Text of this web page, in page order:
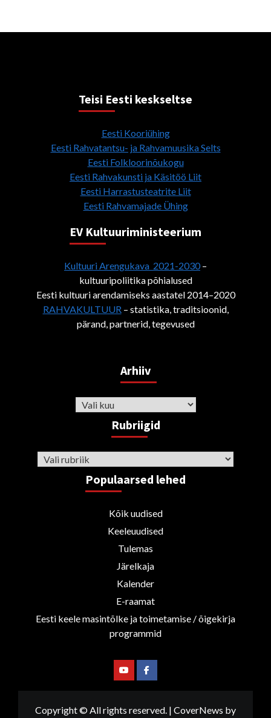
Teisi Eesti keskseltse
Eesti Kooriühing
Eesti Rahvatantsu- ja Rahvamuusika Selts
Eesti Folkloorinõukogu
Eesti Rahvakunsti ja Käsitöö Liit
Eesti Harrastusteatrite Liit
Eesti Rahvamajade Ühing
EV Kultuuriministeerium
Kultuuri Arengukava 2021-2030–
kultuuripoliitika põhialused
Eesti kultuuri arendamiseks aastatel 2014–2020
RAHVAKULTUUR– statistika, traditsioonid,
pärand, partnerid, tegevused
Arhiiv
Arhiiv
Rubriigid
Rubriigid
Populaarsed lehed
Kõik uudised
Keeleuudised
Tulemas
Järelkaja
Kalender
E-raamat
Eesti keele masintõlke ja toimetamise / õigekirja
programmid
YoutubeFacebook
Copyright © All rights reserved. | CoverNews by